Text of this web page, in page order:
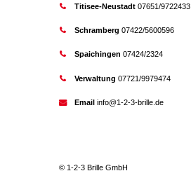
Titisee-Neustadt07651/9722433
Schramberg 07422/5600596
Spaichingen 07424/2324
Verwaltung 07721/9979474
Emailinfo@1-2-3-brille.de
© 1-2-3 Brille GmbH